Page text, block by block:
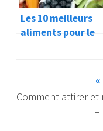
Les 10 meilleurs
aliments pour le
Comment attirer et
–